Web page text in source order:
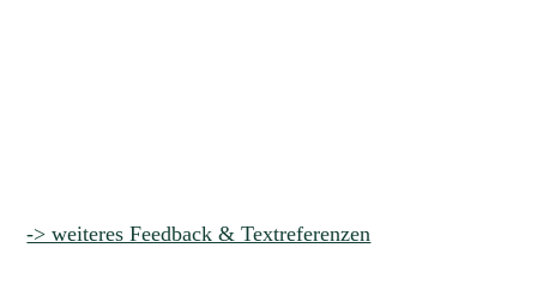
-> weiteres Feedback & Textreferenzen